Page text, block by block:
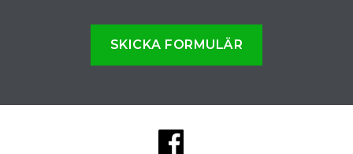
SKICKA FORMULÄR